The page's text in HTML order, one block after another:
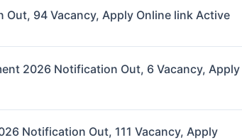
94 Vacancy, Apply Online link Active
2026 Notification Out, 6 Vacancy, Apply
Notification Out, 111 Vacancy, Apply